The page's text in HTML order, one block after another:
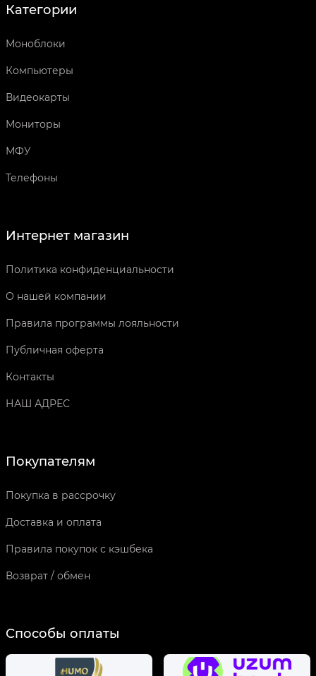
Категории
Моноблоки
Компьютеры
Видеокарты
Мониторы
МФУ
Телефоны
Интернет магазин
Политика конфиденциальности
О нашей компании
Правила программы лояльности
Публичная оферта
Контакты
НАШ АДРЕС
Покупателям
Покупка в рассрочку
Доставка и оплата
Правила покупок с кэшбека
Возврат / обмен
Способы оплаты